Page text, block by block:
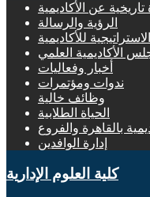
تاريخية عن الأكاديمية
الرؤية والرسالة
للأكاديمية
الأكاديمية العلمي
أخبار وفعاليات
ندوات ومؤتمرات
وظائف خالية
الحياة الطلابية
بالقاهرة والفروع
إدارة الوافدين
كلية العلوم الإدارية